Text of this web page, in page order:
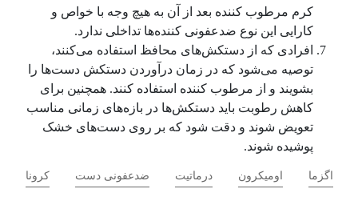
کرم مرطوب کننده بعد از آن به هیچ وجه با خواص و
کارایی این نوع ضدعفونی کننده‌‌ها تداخلی ندارد.
افرادی که از دستکش‌‌های محافظ استفاده ‌می‌‌کنند،
توصیه ‌می‌‌شود که در زمان درآوردن دستکش دست‌‌ها را
بشویند و از مرطوب کننده استفاده کنند. همچنین برای
کاهش رطوبت باید دستکش‌‌ها در بازه‌های زمانی مناسب
تعویض شوند و دقت شود که بر روی دست‌‌های خشک
پوشیده شوند.
اگزما اومیکرون درماتیت ضدعفونی دست کرونا